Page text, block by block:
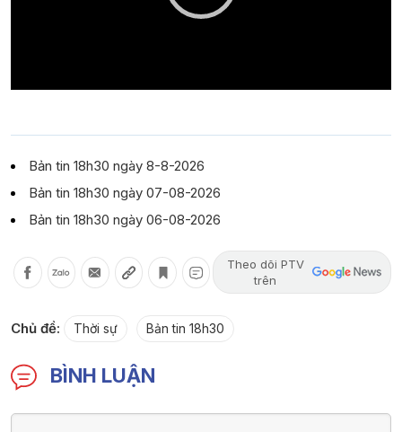
Bản tin 18h30 ngày 8-8-2026
Bản tin 18h30 ngày 07-08-2026
Bản tin 18h30 ngày 06-08-2026
Theo dõi PTV
trên
Chủ đề: Thời sự Bản tin 18h30
BÌNH LUẬN